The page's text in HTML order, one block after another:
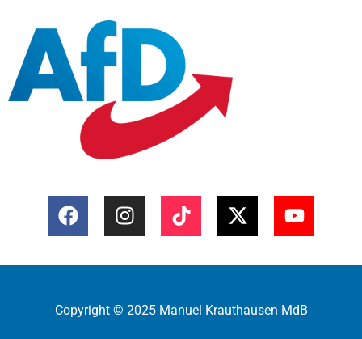
Copyright © 2025 Manuel Krauthausen MdB